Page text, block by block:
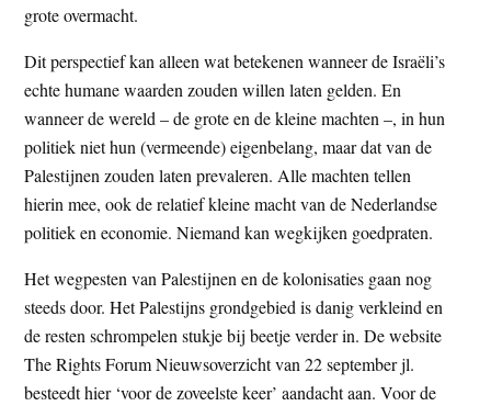
grote overmacht.
Dit perspectief kan alleen wat betekenen wanneer de Israëli’s
echte humane waarden zouden willen laten gelden. En
wanneer de wereld – de grote en de kleine machten –, in hun
politiek niet hun (vermeende) eigenbelang, maar dat van de
Palestijnen zouden laten prevaleren. Alle machten tellen
hierin mee, ook de relatief kleine macht van de Nederlandse
politiek en economie. Niemand kan wegkijken goedpraten.
Het wegpesten van Palestijnen en de kolonisaties gaan nog
steeds door. Het Palestijns grondgebied is danig verkleind en
de resten schrompelen stukje bij beetje verder in. De website
The Rights Forum Nieuwsoverzicht van 22 september jl.
besteedt hier ‘voor de zoveelste keer’ aandacht aan. Voor de